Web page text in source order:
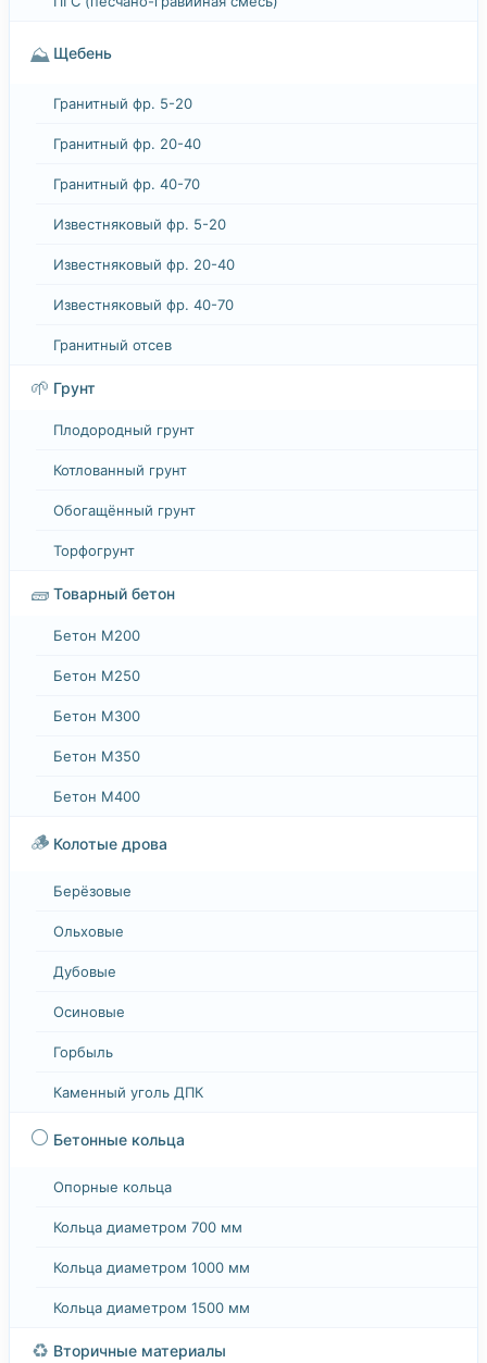
⛰️ Щебень
Гранитный фр. 5-20
Гранитный фр. 20-40
Гранитный фр. 40-70
Известняковый фр. 5-20
Известняковый фр. 20-40
Известняковый фр. 40-70
Гранитный отсев
🌱 Грунт
Плодородный грунт
Котлованный грунт
Обогащённый грунт
Торфогрунт
🧱 Товарный бетон
Бетон М200
Бетон М250
Бетон М300
Бетон М350
Бетон М400
🪵 Колотые дрова
Берёзовые
Ольховые
Дубовые
Осиновые
Горбыль
Каменный уголь ДПК
⚪ Бетонные кольца
Опорные кольца
Кольца диаметром 700 мм
Кольца диаметром 1000 мм
Кольца диаметром 1500 мм
♻️ Вторичные материалы